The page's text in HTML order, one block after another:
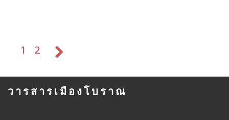
1 2
วารสารเมืองโบราณ